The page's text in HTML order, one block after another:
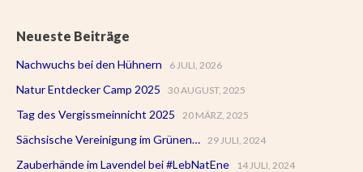
Neueste Beiträge
Nachwuchs bei den Hühnern 6 JULI, 2026
Natur Entdecker Camp 2025 30 AUGUST, 2025
Tag des Vergissmeinnicht 2025 20 MÄRZ, 2025
Sächsische Vereinigung im Grünen… 29 JULI, 2024
Zauberhände im Lavendel bei #LebNatEne 14 JULI, 2024